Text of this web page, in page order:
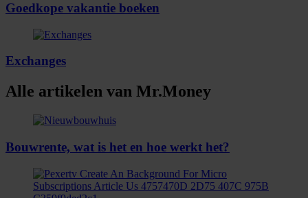
Goedkope vakantie boeken
Exchanges
Alle artikelen van Mr.Money
Bouwrente, wat is het en hoe werkt het?